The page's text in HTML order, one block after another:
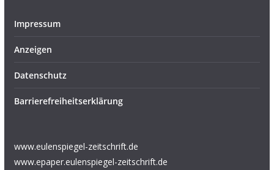
Impressum
Anzeigen
Datenschutz
Barrierefreiheitserklärung
www.eulenspiegel-zeitschrift.de
www.epaper.eulenspiegel-zeitschrift.de